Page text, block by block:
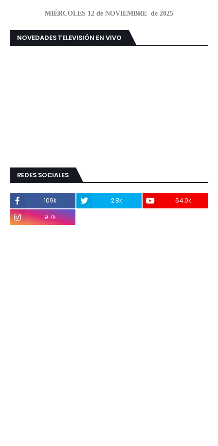
MIÉRCOLES 12 de NOVIEMBRE de 2025
NOVEDADES TELEVISIÓN EN VIVO
REDES SOCIALES
109k 2.8k
64.0k
9.7k